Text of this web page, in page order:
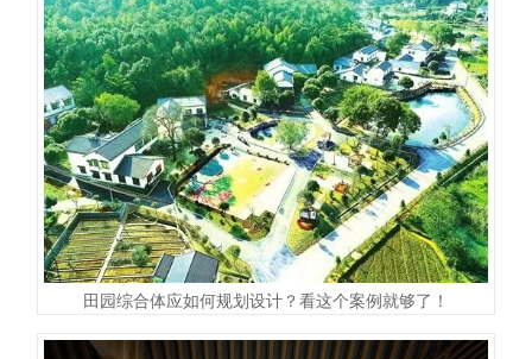
田园综合体应如何规划设计？看这个案例就够了！